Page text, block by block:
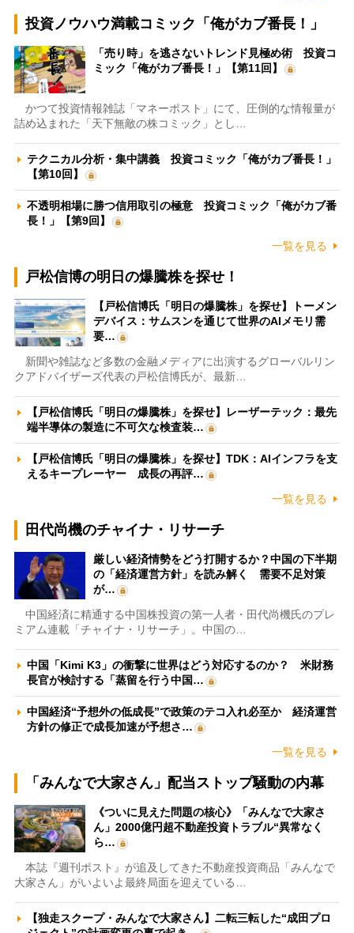
投資ノウハウ満載コミック「俺がカブ番長！」
「売り時」を逃さないトレンド見極め術 投資コ
ミック「俺がカブ番長！」【第11回】
かつて投資情報雑誌「マネーポスト」にて、圧倒的な情報量が
詰め込まれた「天下無敵の株コミック」とし…
テクニカル分析・集中講義 投資コミック「俺がカブ番長！」
【第10回】
不透明相場に勝つ信用取引の極意 投資コミック「俺がカブ番
長！」【第9回】
一覧を見る
戸松信博の明日の爆騰株を探せ！
【戸松信博氏「明日の爆騰株」を探せ】トーメン
デバイス：サムスンを通じて世界のAIメモリ需
要…
新聞や雑誌など多数の金融メディアに出演するグローバルリン
クアドバイザーズ代表の戸松信博氏が、最新…
【戸松信博氏「明日の爆騰株」を探せ】レーザーテック：最先
端半導体の製造に不可欠な検査装…
【戸松信博氏「明日の爆騰株」を探せ】TDK：AIインフラを支
えるキープレーヤー 成長の再評…
一覧を見る
田代尚機のチャイナ・リサーチ
厳しい経済情勢をどう打開するか？中国の下半期
の「経済運営方針」を読み解く 需要不足対策
が…
中国経済に精通する中国株投資の第一人者・田代尚機氏のプレ
ミアム連載「チャイナ・リサーチ」。中国の…
中国「Kimi K3」の衝撃に世界はどう対応するのか？ 米財務
長官が検討する「蒸留を行う中国…
中国経済“予想外の低成長”で政策のテコ入れ必至か 経済運営
方針の修正で成長加速が予想さ…
一覧を見る
「みんなで大家さん」配当ストップ騒動の内幕
《ついに見えた問題の核心》「みんなで大家さ
ん」2000億円超不動産投資トラブル“異常なく
ら…
本誌『週刊ポスト』が追及してきた不動産投資商品「みんなで
大家さん」がいよいよ最終局面を迎えている…
【独走スクープ・みんなで大家さん】二転三転した“成田プロ